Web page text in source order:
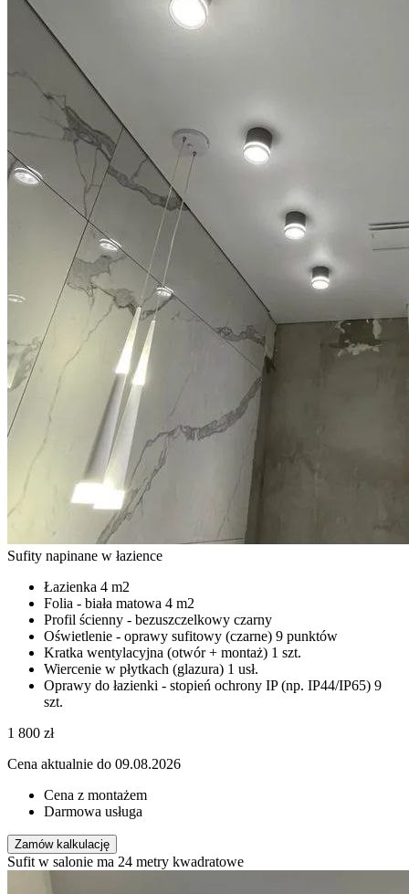
Sufity napinane w łazience
Łazienka 4 m2
Folia - biała matowa 4 m2
Profil ścienny - bezuszczelkowy czarny
Oświetlenie - oprawy sufitowy (czarne) 9 punktów
Kratka wentylacyjna (otwór + montaż) 1 szt.
Wiercenie w płytkach (glazura) 1 usł.
Oprawy do łazienki - stopień ochrony IP (np. IP44/IP65) 9
szt.
1 800 zł
Cena aktualnie do 09.08.2026
Cena z montażem
Darmowa usługa
Zamów kalkulację
Sufit w salonie ma 24 metry kwadratowe